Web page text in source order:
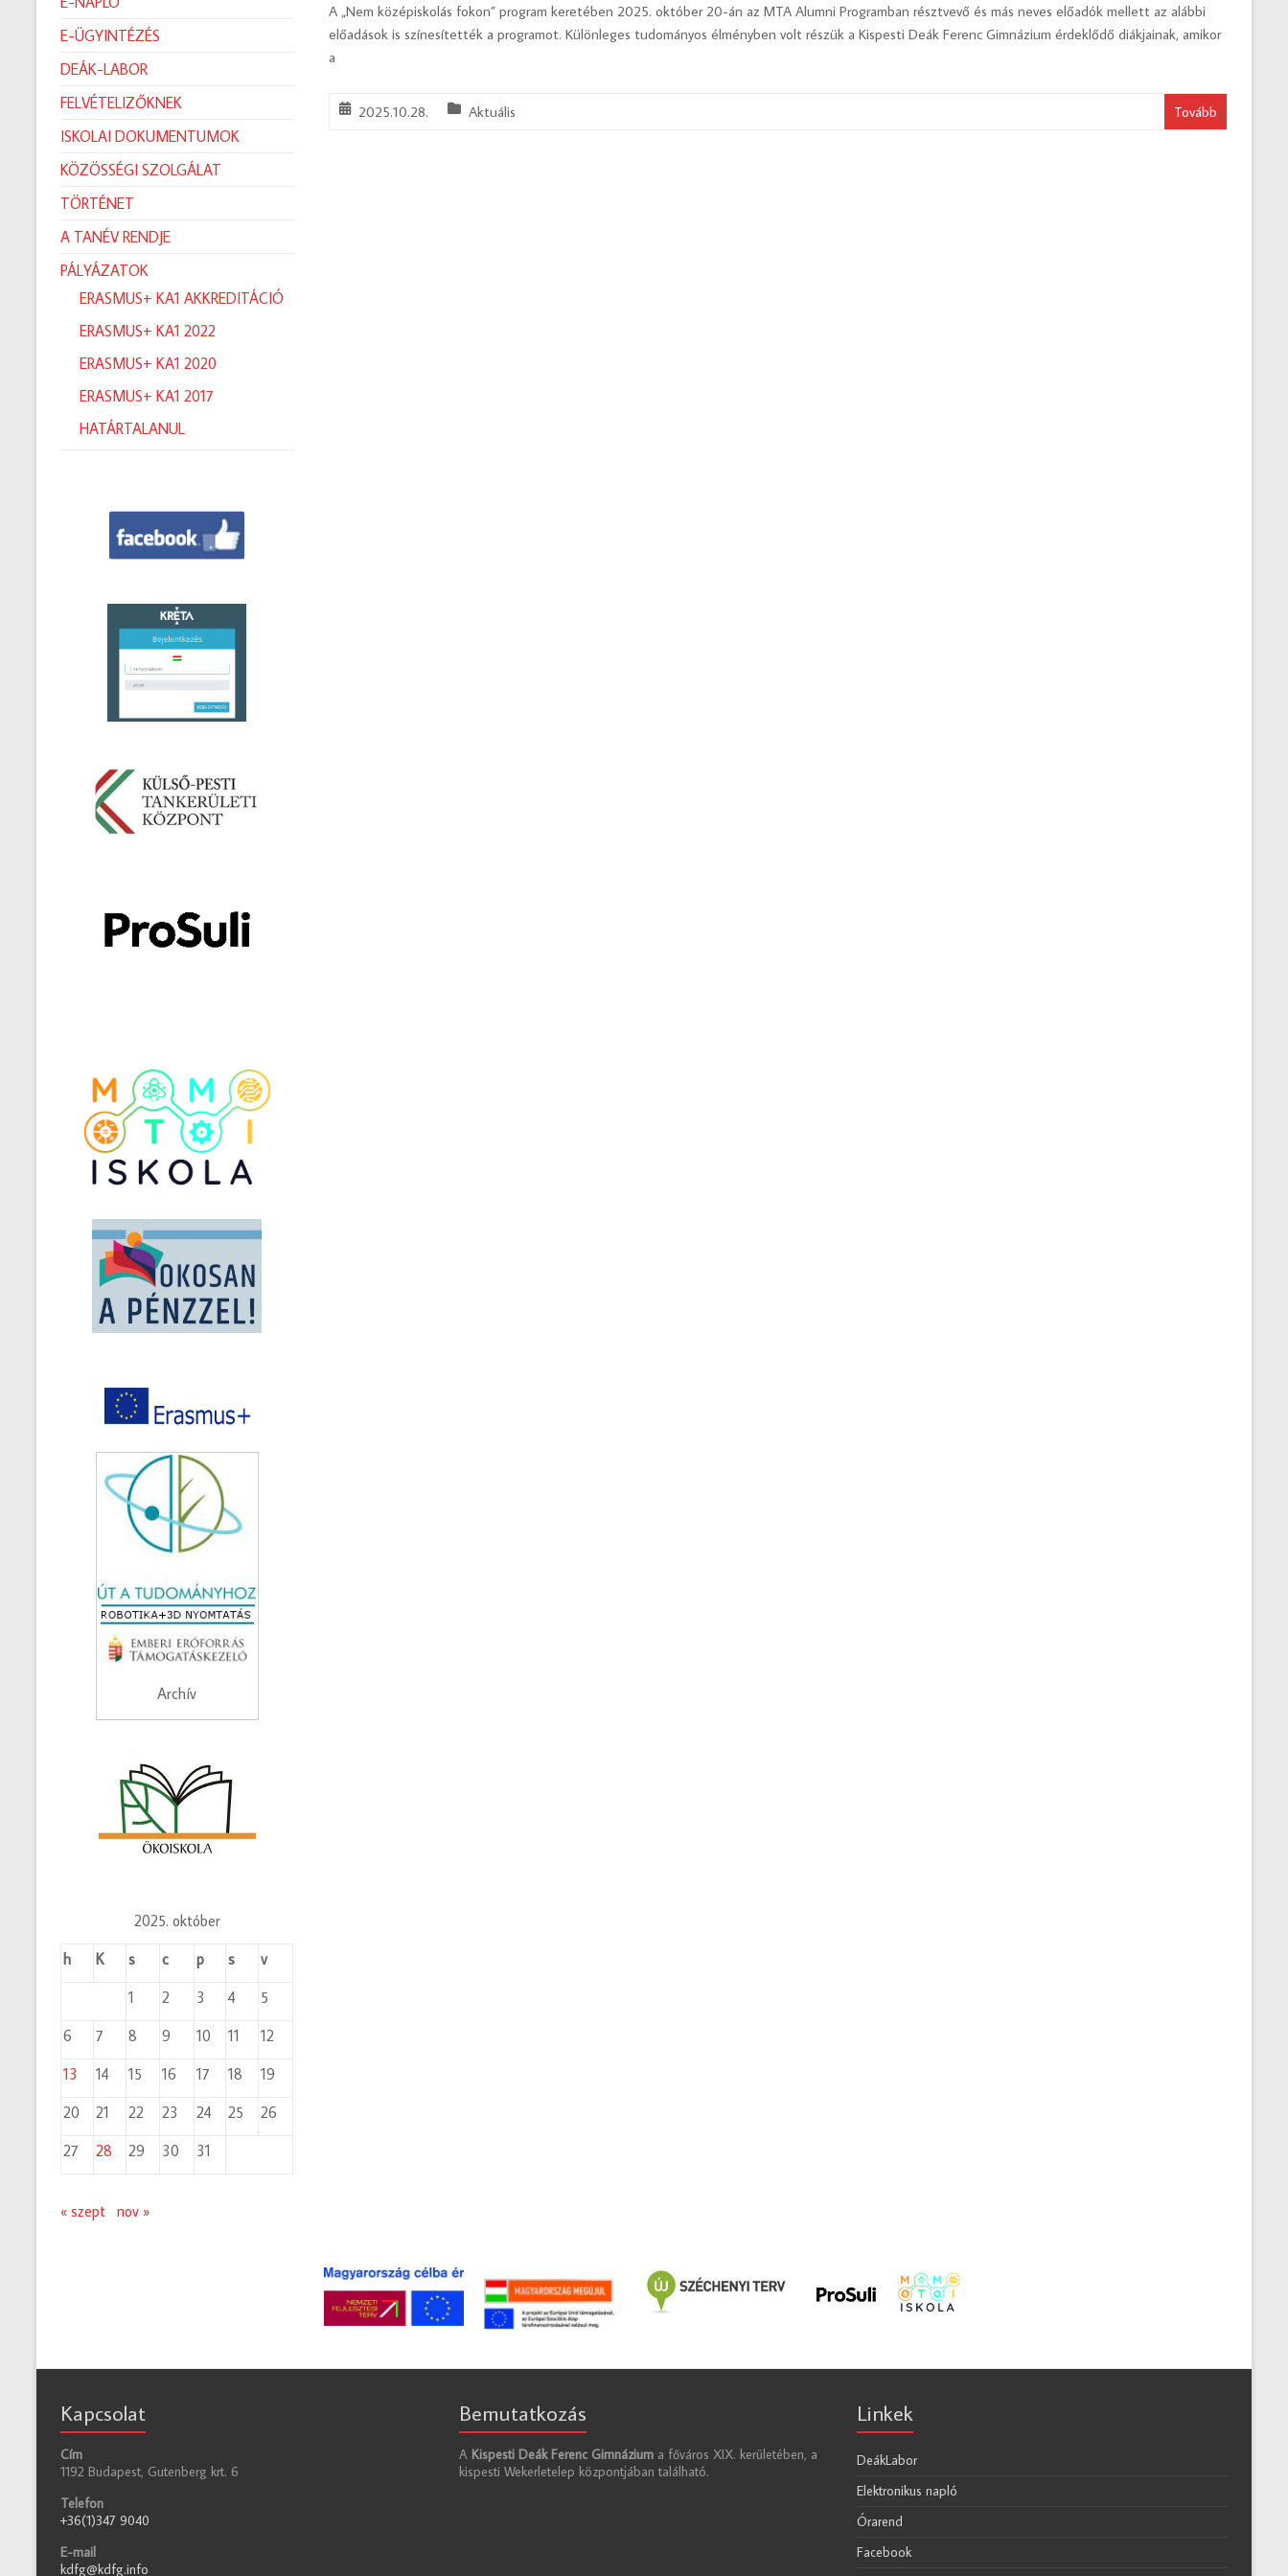
A „Nem középiskolás fokon” program keretében 2025. október 20-án az MTA Alumni Programban résztvevő és más neves előadók mellett az alábbi
előadások is színesítették a programot. Különleges tudományos élményben volt részük a Kispesti Deák Ferenc Gimnázium érdeklődő diákjainak, amikor
a
2025.10.28. Aktuális Tovább
E-ÜGYINTÉZÉS
DEÁK-LABOR
FELVÉTELIZŐKNEK
ISKOLAI DOKUMENTUMOK
KÖZÖSSÉGI SZOLGÁLAT
TÖRTÉNET
A TANÉV RENDJE
PÁLYÁZATOK
ERASMUS+ KA1 AKKREDITÁCIÓ
ERASMUS+ KA1 2022
ERASMUS+ KA1 2020
ERASMUS+ KA1 2017
HATÁRTALANUL
Archív
2025. október
h
K s c p s
v
1
2 3 4
5
6
7 8 9 10 11
12
13
14 15 16 17 18
19
20
21 22 23 24 25
26
27
28 29 30 31
« szept nov »
Kapcsolat
Cím
1192 Budapest, Gutenberg krt. 6
Telefon
+36(1)347 9040
E-mail
kdfg@kdfg.info
Bemutatkozás
A Kispesti Deák Ferenc Gimnázium a főváros XIX. kerületében, a
kispesti Wekerletelep központjában található.
Linkek
DeákLabor
Elektronikus napló
Órarend
Facebook